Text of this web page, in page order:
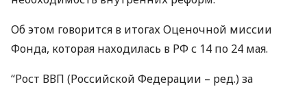
Об этом говорится в итогах Оценочной миссии
Фонда, которая находилась в РФ с 14 по 24 мая.
“Рост ВВП (Российской Федерации – ред.) за